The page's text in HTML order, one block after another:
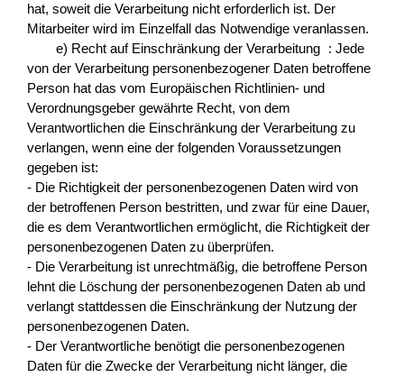
hat, soweit die Verarbeitung nicht erforderlich ist. Der
Mitarbeiter wird im Einzelfall das Notwendige veranlassen.
e) Recht auf Einschränkung der Verarbeitung : Jede
von der Verarbeitung personenbezogener Daten betroffene
Person hat das vom Europäischen Richtlinien- und
Verordnungsgeber gewährte Recht, von dem
Verantwortlichen die Einschränkung der Verarbeitung zu
verlangen, wenn eine der folgenden Voraussetzungen
gegeben ist:
- Die Richtigkeit der personenbezogenen Daten wird von
der betroffenen Person bestritten, und zwar für eine Dauer,
die es dem Verantwortlichen ermöglicht, die Richtigkeit der
personenbezogenen Daten zu überprüfen.
- Die Verarbeitung ist unrechtmäßig, die betroffene Person
lehnt die Löschung der personenbezogenen Daten ab und
verlangt stattdessen die Einschränkung der Nutzung der
personenbezogenen Daten.
- Der Verantwortliche benötigt die personenbezogenen
Daten für die Zwecke der Verarbeitung nicht länger, die